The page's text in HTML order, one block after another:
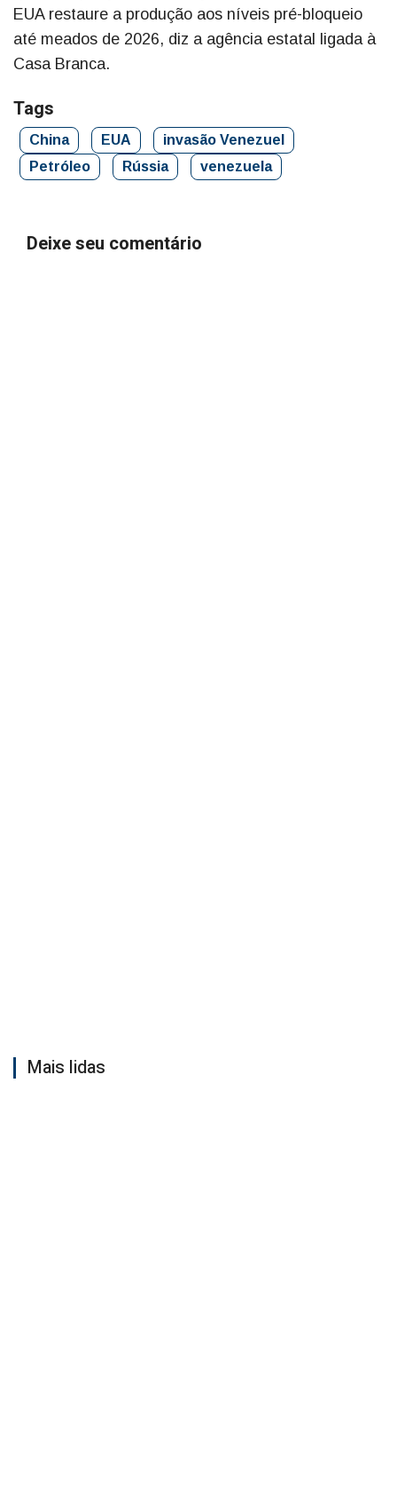
EUA restaure a produção aos níveis pré-bloqueio
até meados de 2026, diz a agência estatal ligada à
Casa Branca.
Tags
China EUA
invasão Venezuel
Petróleo
Rússia venezuela
Deixe seu comentário
Mais lidas